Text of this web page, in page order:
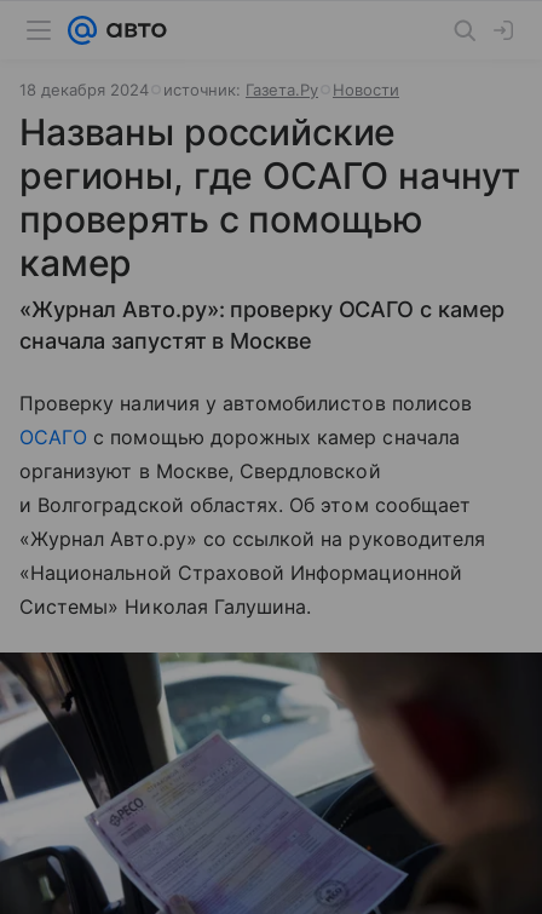
18 декабря 2024 источник: Газета.Ру Новости
Названы российские
регионы, где ОСАГО начнут
проверять с помощью
камер
«Журнал Авто.ру»: проверку ОСАГО с камер
сначала запустят в Москве
Проверку наличия у автомобилистов полисов
ОСАГО с помощью дорожных камер сначала
организуют в Москве, Свердловской
и Волгоградской областях. Об этом сообщает
«Журнал Авто.ру» со ссылкой на руководителя
«Национальной Страховой Информационной
Системы» Николая Галушина.